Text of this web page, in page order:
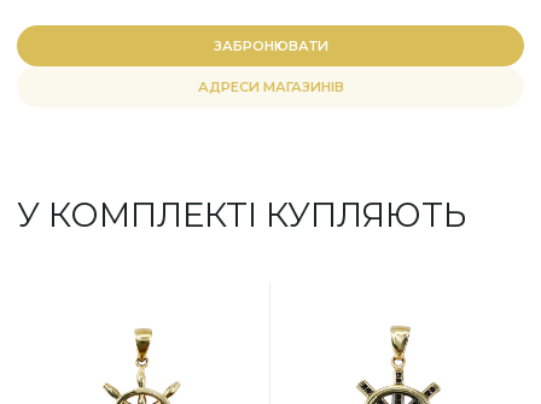
ЗАБРОНЮВАТИ
АДРЕСИ МАГАЗИНІВ
У КОМПЛЕКТІ КУПЛЯЮТЬ